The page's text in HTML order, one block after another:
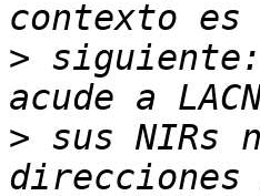
> siguiente:
> sus